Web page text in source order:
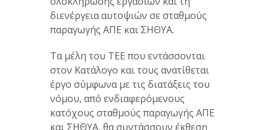
διενέργεια αυτοψιών σε σταθμούς
παραγωγής ΑΠΕ και ΣΗΘΥΑ.
Τα μέλη του ΤΕΕ που εντάσσονται
στον Κατάλογο και τους ανατίθεται
έργο σύμφωνα με τις διατάξεις του
νόμου, από ενδιαφερόμενους
κατόχους σταθμούς παραγωγής ΑΠΕ
και ΣΗΘΥΑ, θα συντάσσουν έκθεση